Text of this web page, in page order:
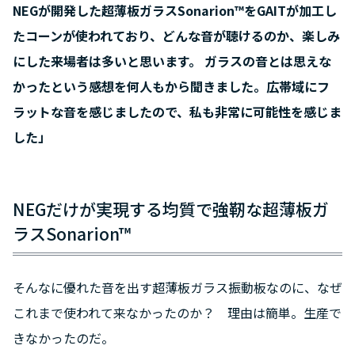
NEGが開発した超薄板ガラスSonarion™をGAITが加工し
たコーンが使われており、どんな音が聴けるのか、楽しみ
にした来場者は多いと思います。 ガラスの音とは思えな
かったという感想を何人もから聞きました。広帯域にフ
ラットな音を感じましたので、私も非常に可能性を感じま
した」
NEGだけが実現する均質で強靭な超薄板ガ
ラスSonarion™
そんなに優れた音を出す超薄板ガラス振動板なのに、なぜ
これまで使われて来なかったのか？ 理由は簡単。生産で
きなかったのだ。